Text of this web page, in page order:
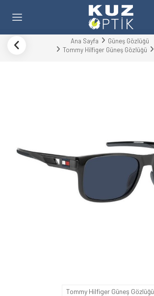
Ana Sayfa
Güneş Gözlüğü
Tommy Hilfiger Güneş Gözlüğü
Tommy Hilfiger Güneş Gözlüğü